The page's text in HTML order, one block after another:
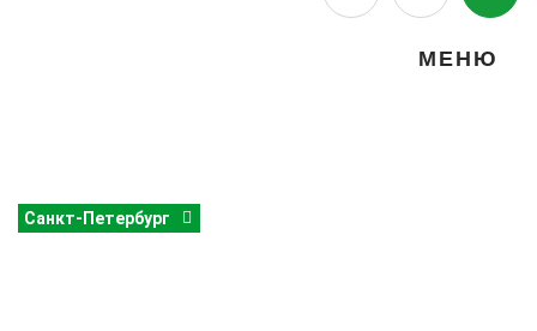
Санкт-Петербург
МЕНЮ